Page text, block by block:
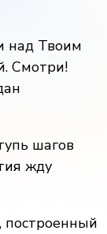
над Твоим
Смотри!
шагов
жду